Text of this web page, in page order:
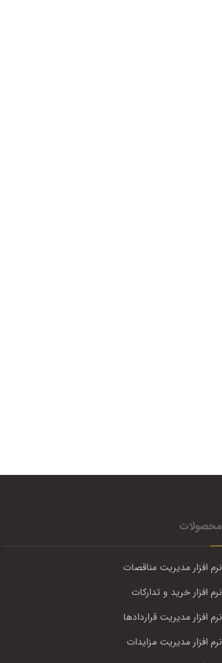
محصولات
نرم افزار مدیریت مناقصات
نرم افزار خرید و تدارکات
نرم افزار مدیریت قراردادها
نرم افزار مدیریت مزایدات